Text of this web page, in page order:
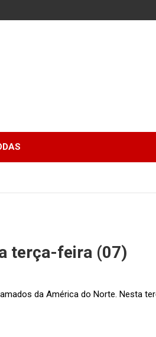
terça-feira (07)
da América do Norte. Nesta